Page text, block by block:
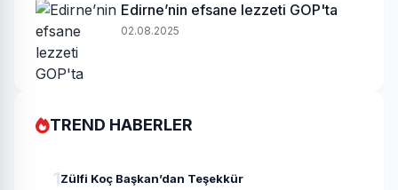
Edirne’nin efsane lezzeti GOP'ta
02.08.2025
TREND HABERLER
1Zülfi Koç Başkan’dan Teşekkür